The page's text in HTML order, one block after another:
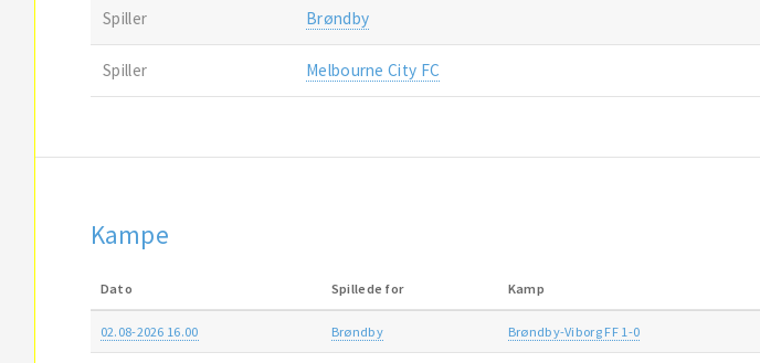
Spiller Brøndby
Spiller Melbourne City FC
Kampe
Dato Spillede for Kamp
02.08-2026 16.00 Brøndby Brøndby-Viborg FF 1-0